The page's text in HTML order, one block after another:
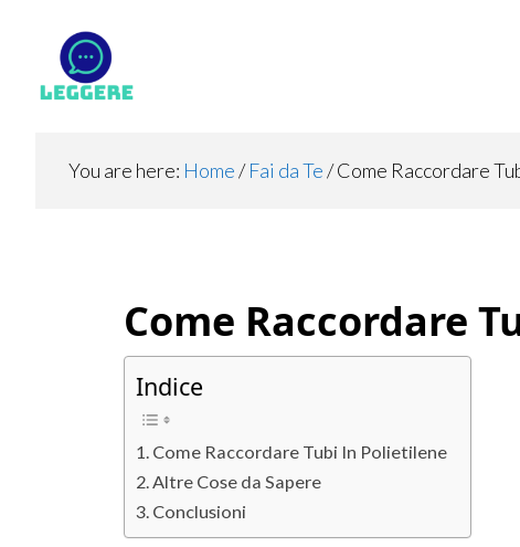
primary
footer
You are here: Home/ Fai da Te/Come Raccordare
Come Raccordare
Indice
Come Raccordare Tubi In Polietilene
Altre Cose da Sapere
Conclusioni